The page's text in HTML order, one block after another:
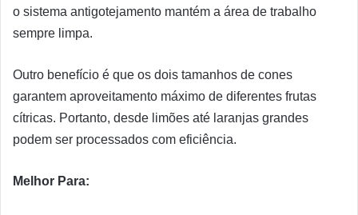
o sistema antigotejamento mantém a área de trabalho
sempre limpa.
Outro benefício é que os dois tamanhos de cones
garantem aproveitamento máximo de diferentes frutas
cítricas. Portanto, desde limões até laranjas grandes
podem ser processados com eficiência.
Melhor Para: